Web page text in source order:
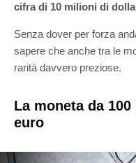
cifra di 10 milioni di
Senza dover per forza
sapere che anche tra le
rarità davvero preziose.
La moneta da
euro